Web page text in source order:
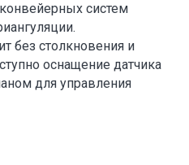
систем
без столкновения и
оснащение датчика
для управления